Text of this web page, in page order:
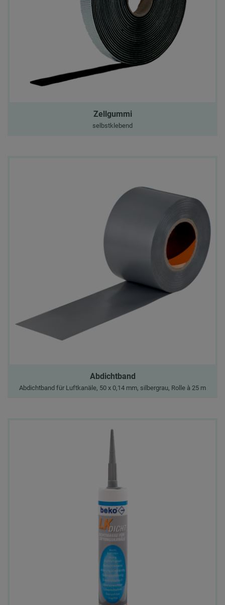
Zellgummi
selbstklebend
Abdichtband
Abdichtband für Luftkanäle, 50 x 0,14 mm, silbergrau, Rolle à 25 m